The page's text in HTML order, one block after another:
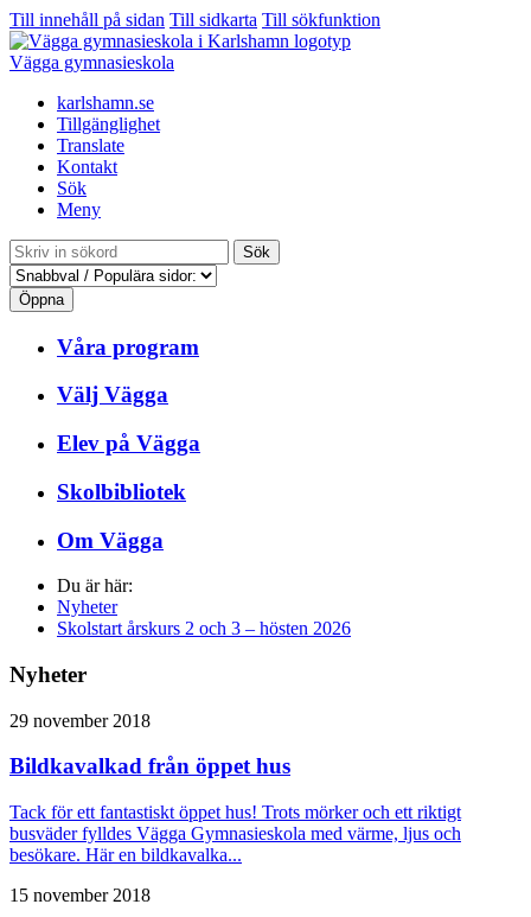
Till innehåll på sidan Till sidkarta Till sökfunktion
Vägga gymnasieskola
karlshamn.se
Tillgänglighet
Translate
Kontakt
Sök
Meny
Sök
Öppna
Våra program
Välj Vägga
Elev på Vägga
Skolbibliotek
Om Vägga
Du är här:
Nyheter
Skolstart årskurs 2 och 3 – hösten 2026
Nyheter
29 november 2018
Bildkavalkad från öppet hus
Tack för ett fantastiskt öppet hus! Trots mörker och ett riktigt
busväder fylldes Vägga Gymnasieskola med värme, ljus och
besökare. Här en bildkavalka...
15 november 2018